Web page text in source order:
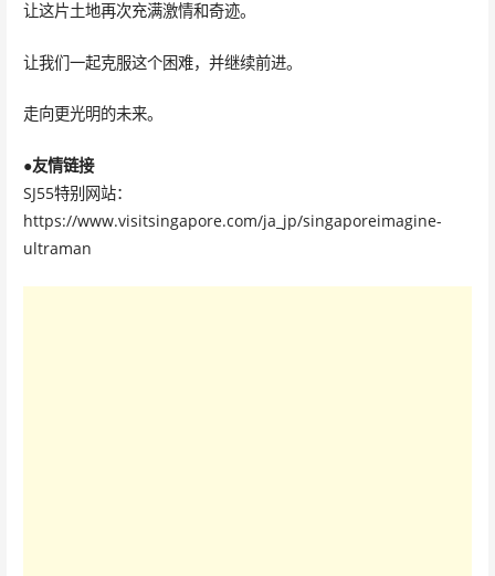
让这片土地再次充满激情和奇迹。
让我们一起克服这个困难，并继续前进。
走向更光明的未来。
●友情链接
SJ55特别网站：
https://www.visitsingapore.com/ja_jp/singaporeimagine-
ultraman